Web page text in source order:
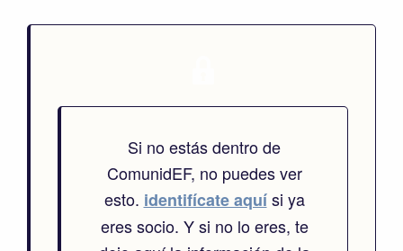
Si no estás dentro de
ComunidEF, no puedes ver
esto. identifícate aquísi ya
eres socio. Y si no lo eres, te